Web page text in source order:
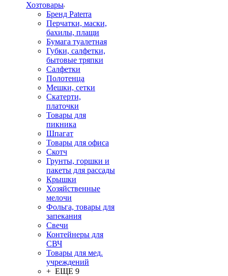
Хозтовары
Бренд Paterra
Перчатки, маски,
бахилы, плащи
Бумага туалетная
Губки, салфетки,
бытовые тряпки
Салфетки
Полотенца
Мешки, сетки
Скатерти,
платочки
Товары для
пикника
Шпагат
Товары для офиса
Скотч
Грунты, горшки и
пакеты для рассады
Крышки
Хозяйственные
мелочи
Фольга, товары для
запекания
Свечи
Контейнеры для
СВЧ
Товары для мед.
учреждений
+ ЕЩЕ 9